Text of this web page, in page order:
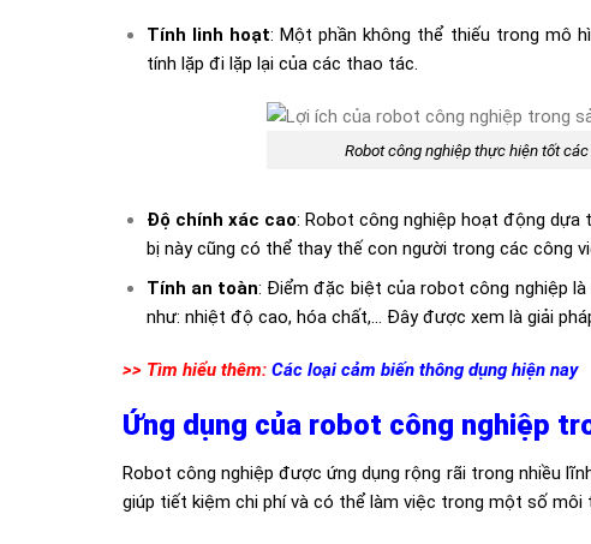
Tính linh hoạt: Một phần không thể thiếu trong mô
tính lặp đi lặp lại của các thao tác.
Robot công nghiệp thực hiện tốt
Độ chính xác cao: Robot công nghiệp hoạt động
bị này cũng có thể thay thế con người trong các công
Tính an toàn: Điểm đặc biệt của robot công nghiệp
như: nhiệt độ cao, hóa chất,… Đây được xem là giải
>> Tìm hiểu thêm: Các loại cảm biến thông dụng hiện nay
Ứng dụng của robot công nghiệp
Robot công nghiệp được ứng dụng rộng rãi trong nhiều
giúp tiết kiệm chi phí và có thể làm việc trong một số môi